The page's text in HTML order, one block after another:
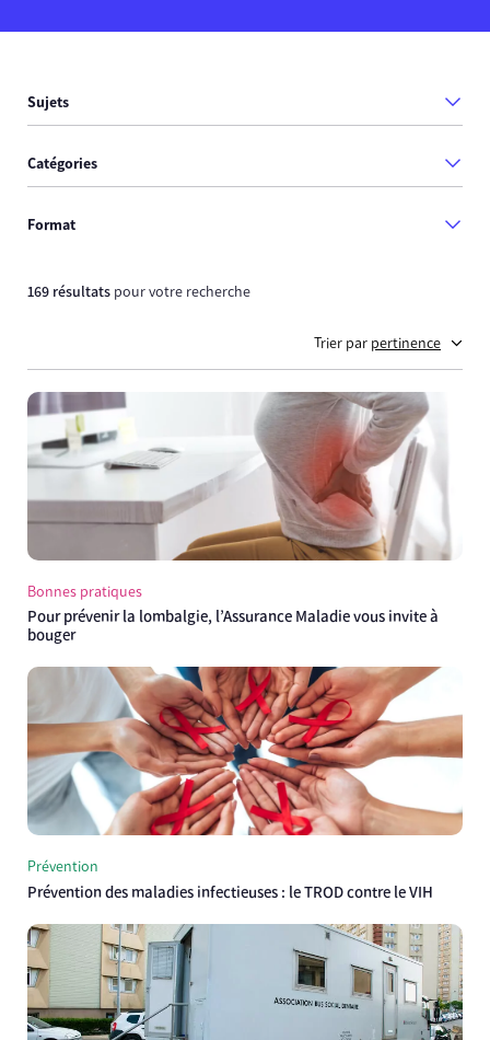
Sujets
Catégories
Format
169 résultats pour votre recherche
Trier par pertinence
Bonnes pratiques
Pour prévenir la lombalgie, l’Assurance Maladie vous invite à
bouger
Prévention
Prévention des maladies infectieuses : le TROD contre le VIH